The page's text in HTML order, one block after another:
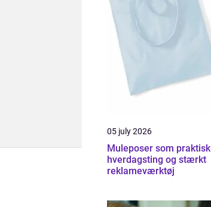
05 july 2026
Muleposer som praktisk
hverdagsting og stærkt
reklameværktøj